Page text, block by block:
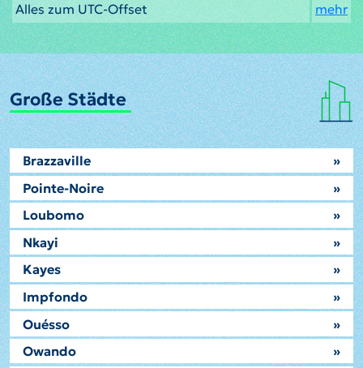
Alles zum UTC-Offset mehr
Große Städte
Brazzaville
»
Pointe-Noire
»
Loubomo
»
Nkayi
»
Kayes
»
Impfondo
»
Ouésso
»
Owando
»